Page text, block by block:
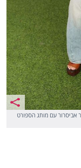
אביסרור עם מותג הספורט